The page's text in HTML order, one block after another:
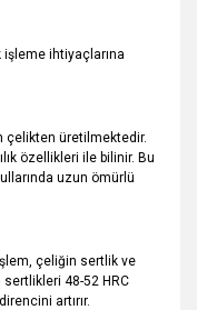
işleme ihtiyaçlarına
çelikten üretilmektedir.
özellikleri ile bilinir. Bu
uzun ömürlü
çeliğin sertlik ve
48-52 HRC
artırır.